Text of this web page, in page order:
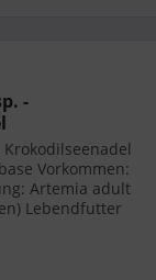
-
Vorkommen:
Artemia adult
Lebendfutter